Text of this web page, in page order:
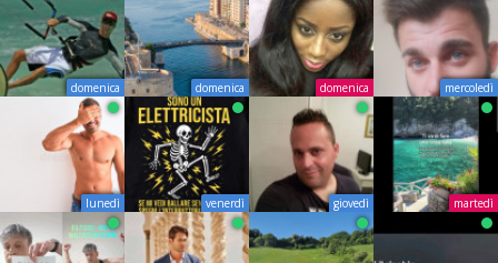
domenica domenica domenica mercoledì
lunedì venerdì giovedì martedì